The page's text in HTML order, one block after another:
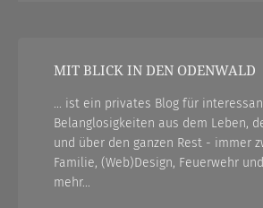
MIT BLICK IN DEN ODENWALD
... ist ein privates Blog für
Belanglosigkeiten aus dem Leben,
und über den ganzen Rest - immer
Familie, (Web)Design, Feuerwehr
mehr...